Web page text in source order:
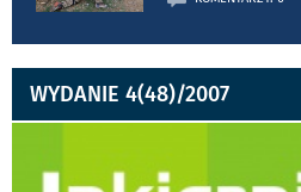
WYDANIE 4(48)/2007